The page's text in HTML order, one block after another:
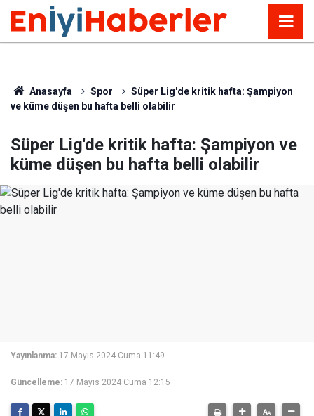
Anasayfa Spor
Süper Lig'de kritik hafta: Şampiyon
ve küme düşen bu hafta belli olabilir
Süper Lig'de kritik hafta: Şampiyon ve
küme düşen bu hafta belli olabilir
Yayınlanma: 17 Mayıs 2024 Cuma 11:49
Güncelleme: 17 Mayıs 2024 Cuma 12:15